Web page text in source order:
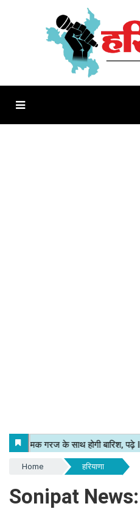
Home हरियाणा
Sonipat News: